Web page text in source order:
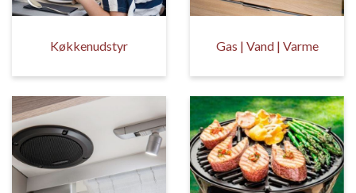
Køkkenudstyr Gas | Vand | Varme